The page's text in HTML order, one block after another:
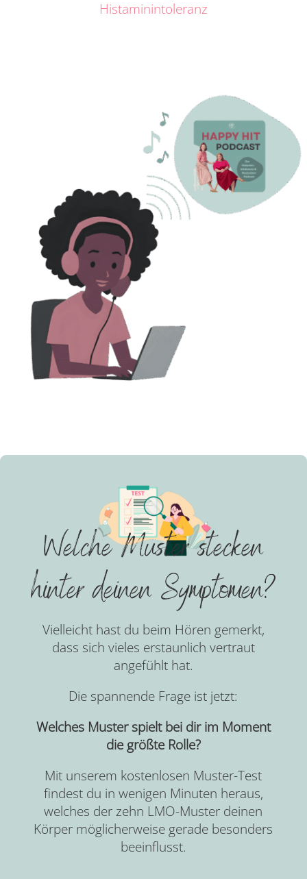
Histaminintoleranz
Welche Muster stecken
hinter deinen Symptomen?
Vielleicht hast du beim Hören gemerkt,
dass sich vieles erstaunlich vertraut
angefühlt hat.
Die spannende Frage ist jetzt:
Welches Muster spielt bei dir im Moment
die größte Rolle?
Mit unserem kostenlosen Muster-Test
findest du in wenigen Minuten heraus,
welches der zehn LMO-Muster deinen
Körper möglicherweise gerade besonders
beeinflusst.